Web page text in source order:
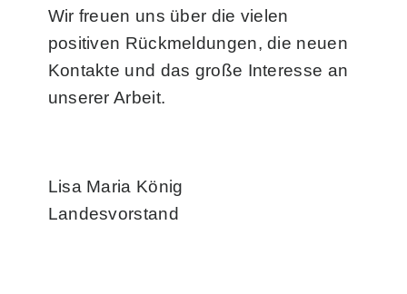
Wir freuen uns über die vielen
positiven Rückmeldungen, die neuen
Kontakte und das große Interesse an
unserer Arbeit.
Lisa Maria König
Landesvorstand